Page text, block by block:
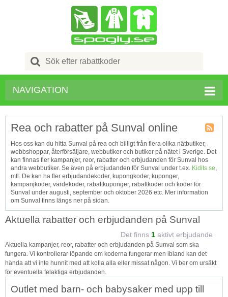
Search
for:
NAVIGATION
Tagg
RSS
Rea och rabatter på Sunval online
Hos oss kan du hitta Sunval på rea och billigt från flera olika nätbutiker,
webbshoppar, återförsäljare, webbutiker och butiker på nätet i Sverige. Det
kan finnas fler kampanjer, reor, rabatter och erbjudanden för Sunval hos
andra webbutiker. Se även på erbjudanden för Sunval under t.ex. Kidits.se,
mfl. De kan ha fler erbjudandekoder, kupongkoder, kuponger,
kampanjkoder, värdekoder, rabattkuponger, rabattkoder och koder för
Sunval under augusti, september och oktober 2026 etc. Mer information
om Sunval finns längs ner på sidan.
Aktuella rabatter och erbjudanden på Sunval
Det finns 1 aktivt erbjudande
Aktuella kampanjer, reor, rabatter och erbjudanden på Sunval som ska
fungera. Vi kontrollerar löpande om koderna fungerar men ibland kan det
hända att vi inte hunnit med att kolla alla eller missat någon. Vi ber om ursäkt
för eventuella felaktiga erbjudanden.
Outlet med barn- och babysaker med upp till